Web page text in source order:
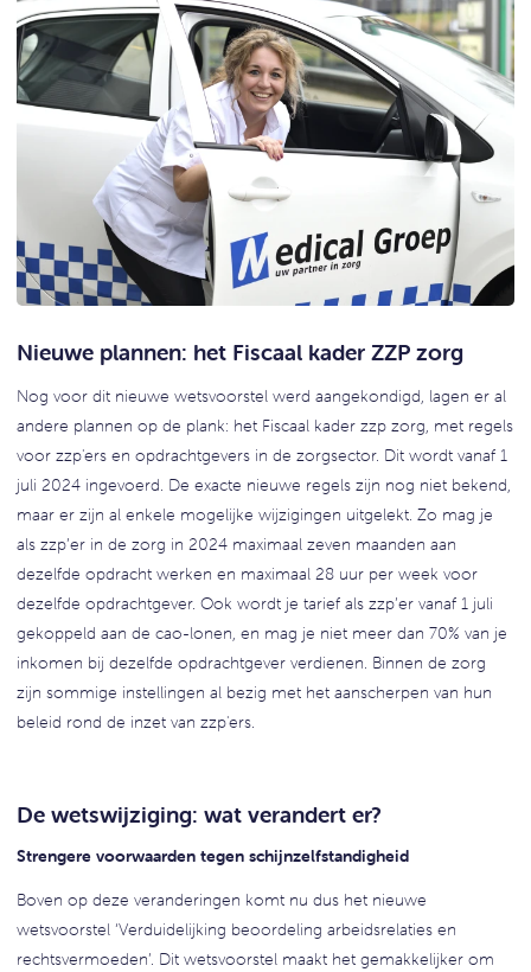
Nieuwe plannen: het Fiscaal kader ZZP zorg
Nog voor dit nieuwe wetsvoorstel werd aangekondigd, lagen er al
andere plannen op de plank: het Fiscaal kader zzp zorg, met regels
voor zzp'ers en opdrachtgevers in de zorgsector. Dit wordt vanaf 1
juli 2024 ingevoerd. De exacte nieuwe regels zijn nog niet bekend,
maar er zijn al enkele mogelijke wijzigingen uitgelekt. Zo mag je
als zzp’er in de zorg in 2024 maximaal zeven maanden aan
dezelfde opdracht werken en maximaal 28 uur per week voor
dezelfde opdrachtgever. Ook wordt je tarief als zzp’er vanaf 1 juli
gekoppeld aan de cao-lonen, en mag je niet meer dan 70% van je
inkomen bij dezelfde opdrachtgever verdienen. Binnen de zorg
zijn sommige instellingen al bezig met het aanscherpen van hun
beleid rond de inzet van zzp'ers.
De wetswijziging: wat verandert er?
Strengere voorwaarden tegen schijnzelfstandigheid
Boven op deze veranderingen komt nu dus het nieuwe
wetsvoorstel ‘Verduidelijking beoordeling arbeidsrelaties en
rechtsvermoeden’. Dit wetsvoorstel maakt het gemakkelijker om